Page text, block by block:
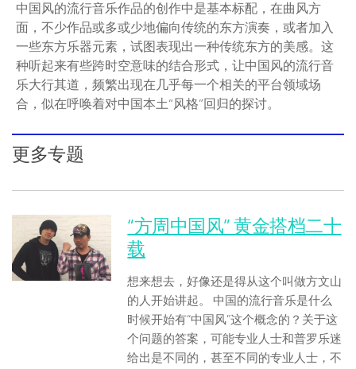
中国风的流行音乐作品的创作中是基本标配，在曲风方
面，不少作品或多或少地偏向传统的东方演奏，或者加入
一些东方乐器元素，试图表现出一种传统东方的美感。这
种听起来有些跨时空意味的结合形式，让中国风的流行音
乐大行其道，频繁出现在几乎每一个相关的平台领域场
合，似在呼唤着对中国本土“风格”回归的探讨。
更多专题
“方周中国风” 黄金搭档二十
载
想来想去，好像还是得从这个叫做方文山
的人开始讲起。 中国的流行音乐是什么
时候开始有“中国风”这个概念的？关于这
个问题的答案，可能专业人士和普罗乐迷
给出是不同的，甚至不同的专业人士，不